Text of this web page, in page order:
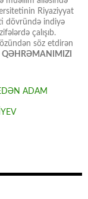
Riyaziyyat
dövründə indiyə
çalışıb.
söz etdirən
QƏHRƏMANIMIZI
ADAM